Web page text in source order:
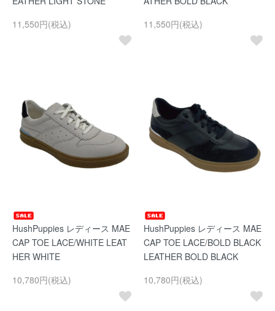
11,550円(税込)
11,550円(税込)
HushPuppies レディース MAE
CAP TOE LACE/WHITE LEAT
HER WHITE
10,780円(税込)
HushPuppies レディース MAE
CAP TOE LACE/BOLD BLACK
LEATHER BOLD BLACK
10,780円(税込)